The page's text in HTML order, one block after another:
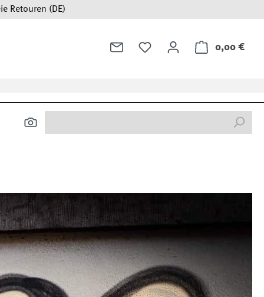
Retouren (DE)
0,00 €